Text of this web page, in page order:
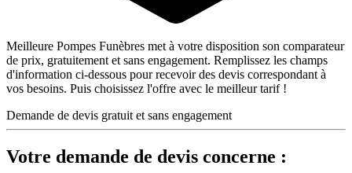
Meilleure Pompes Funèbres met à votre disposition son comparateur
de prix, gratuitement et sans engagement. Remplissez les champs
d'information ci-dessous pour recevoir des devis correspondant à
vos besoins. Puis choisissez l'offre avec le meilleur tarif !
Demande de devis gratuit et sans engagement
Votre demande de devis concerne :